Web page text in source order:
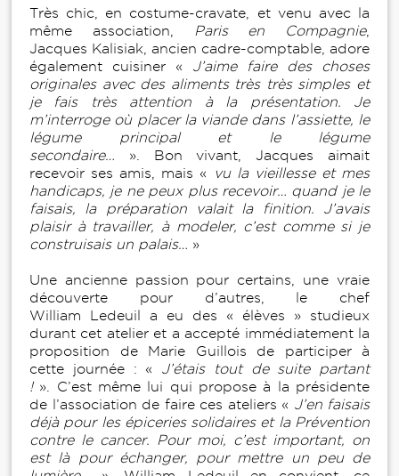
Très chic, en costume-cravate, et venu avec la
même association,
Paris en Compagnie,
Jacques Kalisiak, ancien cadre-comptable, adore
également cuisiner « J’aime faire des choses
originales avec des aliments très très simples et
je fais très attention à la présentation. Je
m’interroge où placer la viande dans l’assiette, le
légume principal et le légume
secondaire… ». Bon vivant, Jacques aimait
recevoir ses amis, mais «
vu la vieillesse et mes
handicaps, je ne peux plus recevoir… quand je le
faisais, la préparation valait la finition. J’avais
plaisir à travailler, à modeler, c’est comme si je
construisais un palais… »
Une ancienne passion pour certains, une vraie
découverte pour d’autres, le chef
William Ledeuil a eu des « élèves » studieux
durant cet atelier et a accepté immédiatement la
proposition de Marie Guillois de participer à
cette journée : « J’étais tout de suite partant
!». C’est même lui qui propose à la présidente
de l’association de faire ces ateliers « J’en faisais
déjà pour les épiceries solidaires et la Prévention
contre le cancer. Pour moi, c’est important, on
est là pour échanger, pour mettre un peu de